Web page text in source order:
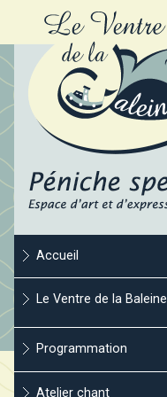
Accueil
Le Ventre de la Baleine
Programmation
Atelier chant